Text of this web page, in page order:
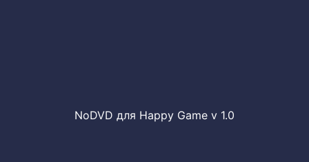
NoDVD для Happy Game v 1.0